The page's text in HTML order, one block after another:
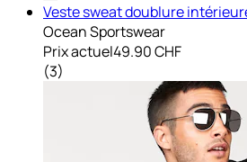
Veste sweat doublure
Ocean Sportswear
Prix actuel49.90 CHF
(3)